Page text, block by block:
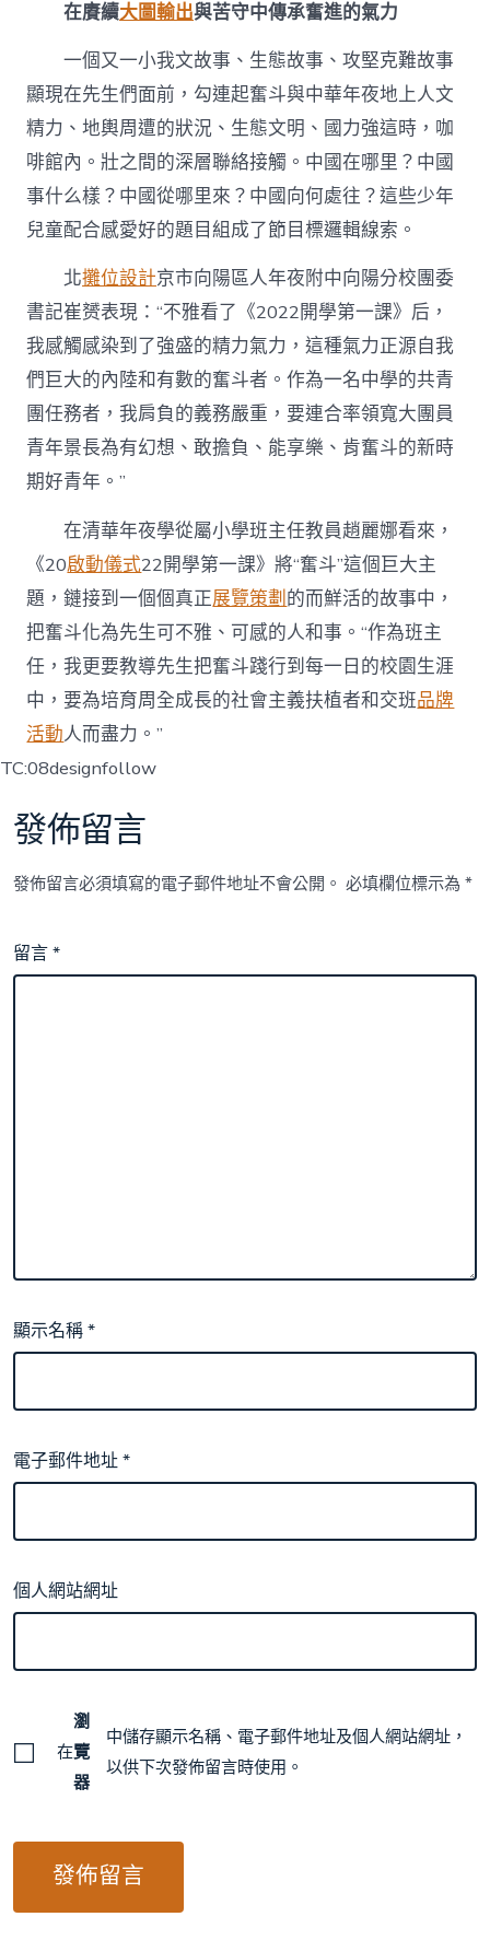
在賡續大圖輸出與苦守中傳承奮進的氣力
一個又一小我文故事、生態故事、攻堅克難故事
顯現在先生們面前，勾連起奮斗與中華年夜地上人文
精力、地輿周遭的狀況、生態文明、國力強這時，咖
啡館內。壯之間的深層聯絡接觸。中國在哪里？中國
事什么樣？中國從哪里來？中國向何處往？這些少年
兒童配合感愛好的題目組成了節目標邏輯線索。
北攤位設計京市向陽區人年夜附中向陽分校團委
書記崔赟表現：“不雅看了《2022開學第一課》后，
我感觸感染到了強盛的精力氣力，這種氣力正源自我
們巨大的內陸和有數的奮斗者。作為一名中學的共青
團任務者，我肩負的義務嚴重，要連合率領寬大團員
青年景長為有幻想、敢擔負、能享樂、肯奮斗的新時
期好青年。”
在清華年夜學從屬小學班主任教員趙麗娜看來，
《20啟動儀式22開學第一課》將“奮斗”這個巨大主
題，鏈接到一個個真正展覽策劃的而鮮活的故事中，
把奮斗化為先生可不雅、可感的人和事。“作為班主
任，我更要教導先生把奮斗踐行到每一日的校園生涯
中，要為培育周全成長的社會主義扶植者和交班品牌
活動人而盡力。”
TC:08designfollow
發佈留言
發佈留言必須填寫的電子郵件地址不會公開。 必填欄位標示為*
留言*
顯示名稱*
電子郵件地址*
個人網站網址
在
瀏
覽
器
中儲存顯示名稱、電子郵件地址及個人網站網址，
以供下次發佈留言時使用。